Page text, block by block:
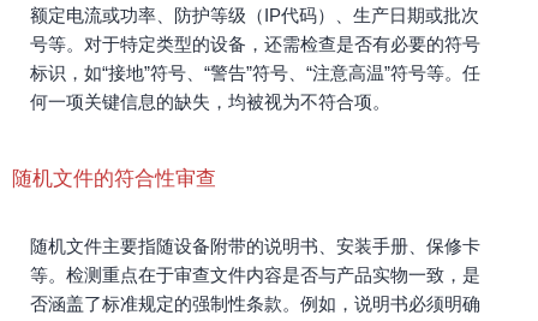
额定电流或功率、防护等级（IP代码）、生产日期或批次
号等。对于特定类型的设备，还需检查是否有必要的符号
标识，如“接地”符号、“警告”符号、“注意高温”符号等。任
何一项关键信息的缺失，均被视为不符合项。
随机文件的符合性审查
随机文件主要指随设备附带的说明书、安装手册、保修卡
等。检测重点在于审查文件内容是否与产品实物一致，是
否涵盖了标准规定的强制性条款。例如，说明书必须明确